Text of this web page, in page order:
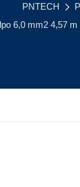
PNTECH
6,0 mm2 4,57